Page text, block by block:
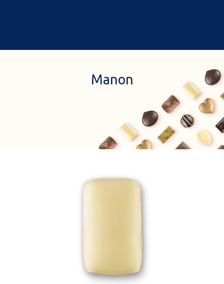
Accueil
Cadeaux
Nos boutiques à rabat
Chocolats & gourmandises
Commander en ligne
Manon